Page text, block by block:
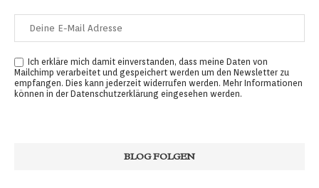
Ich erkläre mich damit einverstanden, dass meine Daten von
Mailchimp verarbeitet und gespeichert werden um den Newsletter zu
empfangen. Dies kann jederzeit widerrufen werden. Mehr Informationen
können in der Datenschutzerklärung eingesehen werden.